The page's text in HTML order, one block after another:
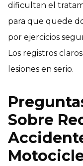
dificultan el
para que quede
por ejercicios
Los registros
lesiones en serio.
Sobre